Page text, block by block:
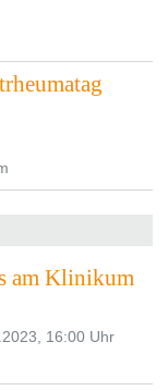
am Klinikum
16:00 Uhr